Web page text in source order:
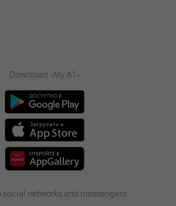
Download «My A1»
social networks and messengers